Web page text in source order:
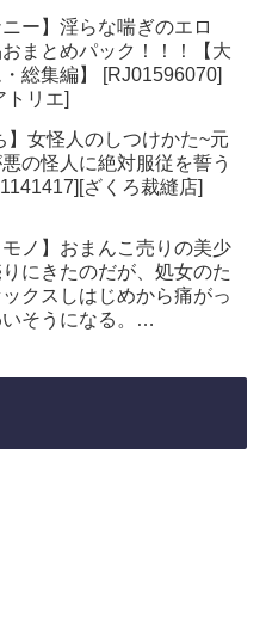
ニー】淫らな喘ぎのエロ
まとめパック！！！【大
総集編】 [RJ01596070]
トリエ]
】女怪人のしつけかた~元
の怪人に絶対服従を誓う
ざくろ裁縫店]
モノ】おまんこ売りの美少
にきたのだが、処女のた
クスしはじめから痛がっ
そうになる。